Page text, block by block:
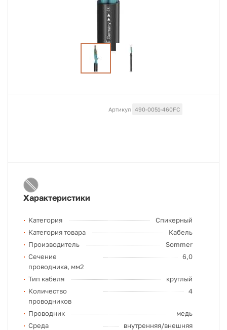
Артикул 490-0051-460FC
Характеристики
Категория
Спикерный
Категория товара
Кабель
Производитель
Sommer
Сечение
проводника, мм2
6,0
Тип кабеля
круглый
Количество
проводников
4
Проводник
медь
Среда
внутренняя/внешняя